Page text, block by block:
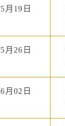
月19日
月26日
月02日